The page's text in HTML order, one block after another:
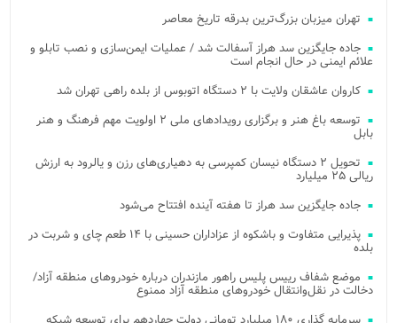
تهران میزبان بزرگ‌ترین بدرقه تاریخ معاصر
جاده جایگزین سد هراز آسفالت شد / عملیات ایمن‌سازی و نصب تابلو و
علائم ایمنی در حال انجام است
کاروان عاشقان ولایت با ۲ دستگاه اتوبوس از بلده راهی تهران شد
توسعه باغ هنر و برگزاری رویدادهای ملی ۲ اولویت مهم فرهنگ و هنر
بابل
تحویل ۲ دستگاه نیسان کمپرسی به دهیاری‌های رزن و یالرود به ارزش
ریالی ۲۵ میلیارد
جاده جایگزین سد هراز تا هفته آینده افتتاح می‌شود
پذیرایی متفاوت و باشکوه از عزاداران حسینی با ۱۴ طعم چای و شربت در
بلده
موضع شفاف رییس پلیس راهور مازندران درباره خودروهای منطقه آزاد/
دخالت در نقل‌وانتقال خودروهای منطقه آزاد ممنوع